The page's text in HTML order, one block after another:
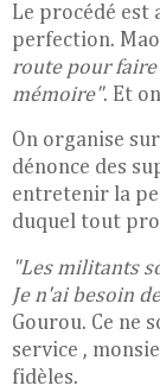
Le procédé est
perfection.
route pour faire
mémoire". Et
On organise
dénonce des
entretenir la
duquel tout
"Les militants
Je n'ai besoin
Gourou. Ce ne
service ,
fidèles.